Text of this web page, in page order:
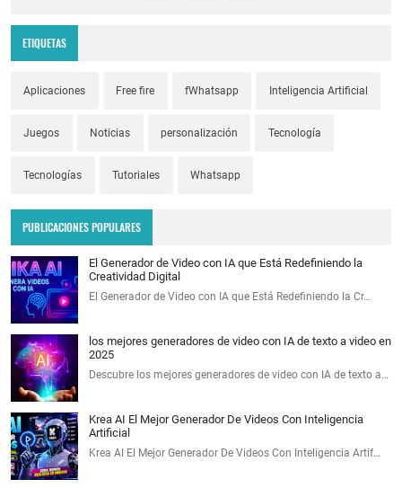
ETIQUETAS
Aplicaciones Free fire fWhatsapp Inteligencia Artificial
Juegos Noticias personalización Tecnología
Tecnologías Tutoriales Whatsapp
PUBLICACIONES POPULARES
El Generador de Video con IA que Está Redefiniendo la
Creatividad Digital
El Generador de Video con IA que Está Redefiniendo la Cr…
los mejores generadores de video con IA de texto a video en
2025
Descubre los mejores generadores de video con IA de texto a…
Krea AI El Mejor Generador De Videos Con Inteligencia
Artificial
Krea AI El Mejor Generador De Videos Con Inteligencia Artif…